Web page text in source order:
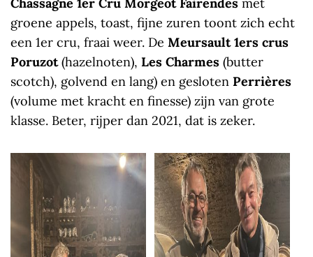
Chassagne 1er Cru Morgeot Fairendes met
groene appels, toast, fijne zuren toont zich echt
een 1er cru, fraai weer. De Meursault 1ers crus
Poruzot(hazelnoten), Les Charmes (butter
scotch), golvend en lang) en gesloten Perrières
(volume met kracht en finesse) zijn van grote
klasse. Beter, rijper dan 2021, dat is zeker.